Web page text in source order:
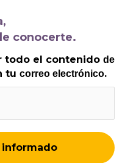
conocerte.
todo el contenido de
tu correo electrónico.